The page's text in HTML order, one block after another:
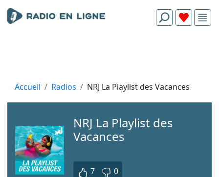
Accueil Radios NRJ La Playlist des Vacances
NRJ La Playlist des
Vacances
7 0